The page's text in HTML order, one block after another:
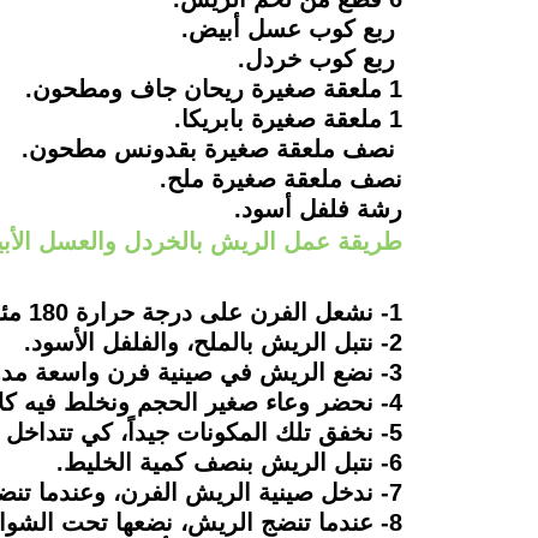
ربع كوب عسل أبيض.
ربع كوب خردل.
1 ملعقة صغيرة ريحان جاف ومطحون.
1 ملعقة صغيرة بابريكا.
نصف ملعقة صغيرة بقدونس مطحون.
نصف ملعقة صغيرة ملح.
رشة فلفل أسود.
طريقة عمل الريش بالخردل والعسل
1- نشعل الفرن على درجة حرارة 180 مئوية، ونتركه يحمى جيداً.
2- نتبل الريش بالملح، والفلفل الأسود.
3- نضع الريش في صينية فرن واسعة مدهونة بالقليل من الزيت.
4- نحضر وعاء صغير الحجم ونخلط فيه كلا من العسل الأبيض، والخردل، والبابريكا، والريحان، والبقدونس المجفف.
5- نخفق تلك المكونات جيداً، كي تتداخل معا بشكل جيد.
6- نتبل الريش بنصف كمية الخليط.
7- ندخل صينية الريش الفرن، وعندما تنضج اللحمة، نقلبها على الجانب الآخر، ونسكب عليها باقي كمية صوص الخردل والعسل الأبيض.
8- عندما تنضج الريش، نضعها تحت الشواية لمدة 8 دقائق، كي يحمر وجهها.